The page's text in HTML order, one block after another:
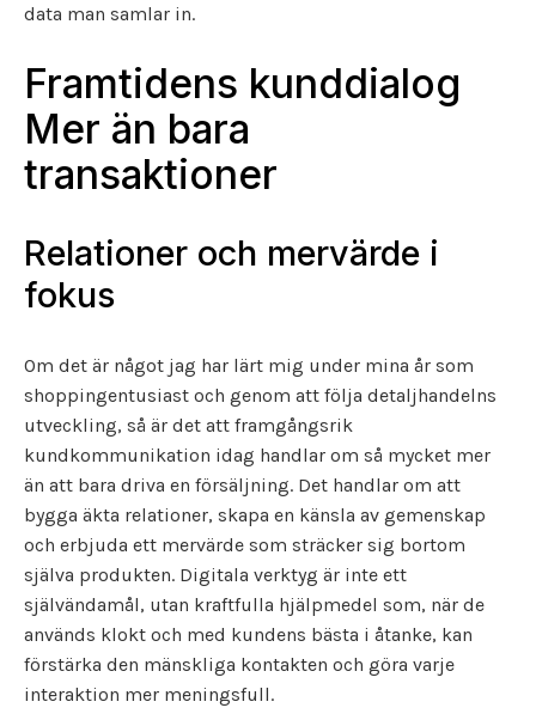
data man samlar in.
Framtidens kunddialog
Mer än bara
transaktioner
Relationer och mervärde i
fokus
Om det är något jag har lärt mig under mina år som
shoppingentusiast och genom att följa detaljhandelns
utveckling, så är det att framgångsrik
kundkommunikation idag handlar om så mycket mer
än att bara driva en försäljning. Det handlar om att
bygga äkta relationer, skapa en känsla av gemenskap
och erbjuda ett mervärde som sträcker sig bortom
själva produkten. Digitala verktyg är inte ett
självändamål, utan kraftfulla hjälpmedel som, när de
används klokt och med kundens bästa i åtanke, kan
förstärka den mänskliga kontakten och göra varje
interaktion mer meningsfull.